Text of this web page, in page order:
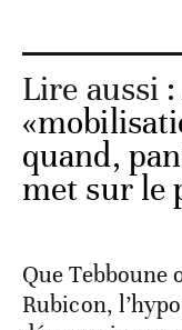
Lire aussi
quand,
met sur le
Que Tebboune
Rubicon,